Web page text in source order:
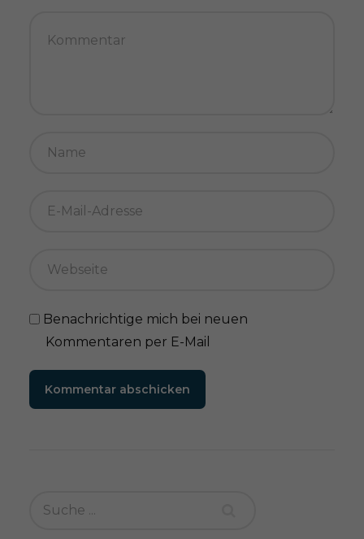
Benachrichtige mich bei neuen
Kommentaren per E-Mail
Kommentar abschicken